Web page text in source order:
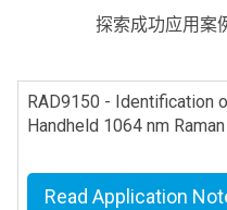
探索成功应用案
RAD9150 - Identification
Handheld 1064 nm Raman
Read Application